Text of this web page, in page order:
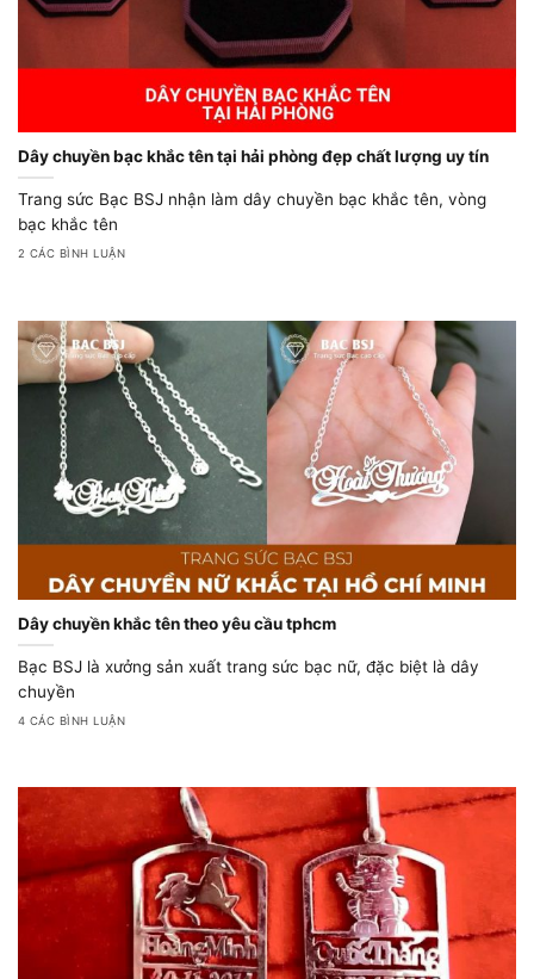
Dây chuyền bạc khắc tên tại hải phòng đẹp chất lượng uy tín
Trang sức Bạc BSJ nhận làm dây chuyền bạc khắc tên, vòng
bạc khắc tên
2 CÁC BÌNH LUẬN
Dây chuyền khắc tên theo yêu cầu tphcm
Bạc BSJ là xưởng sản xuất trang sức bạc nữ, đặc biệt là dây
chuyền
4 CÁC BÌNH LUẬN